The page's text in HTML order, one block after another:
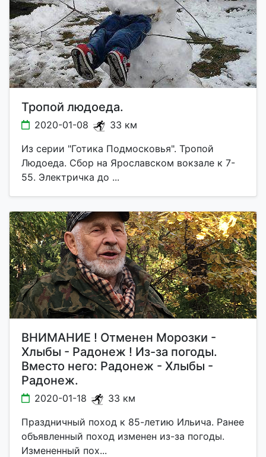
Тропой людоеда.
2020-01-08
33 км
Из серии "Готика Подмосковья". Тропой
Людоеда. Сбор на Ярославском вокзале к 7-
55. Электричка до ...
ВНИМАНИЕ ! Отменен Морозки -
Хлыбы - Радонеж ! Из-за погоды.
Вместо него: Радонеж - Хлыбы -
Радонеж.
2020-01-18
33 км
Праздничный поход к 85-летию Ильича. Ранее
объявленный поход изменен из-за погоды.
Измененный пох...